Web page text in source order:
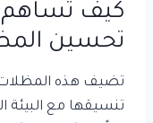
كيف تساهم
تحسين
تضيف هذه
تنسيقها مع البيئة